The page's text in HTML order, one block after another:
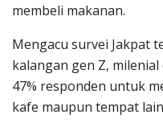
membeli makanan.
Mengacu survei Jakpat
kalangan gen Z,
47% responden untuk
kafe maupun tempat